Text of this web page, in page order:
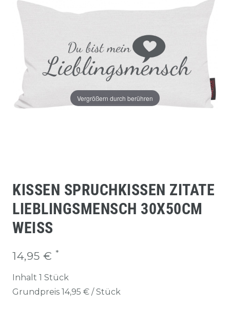
Vergrößern durch berühren
KISSEN SPRUCHKISSEN ZITATE
LIEBLINGSMENSCH 30X50CM
WEISS
14,95 € *
Inhalt 1 Stück
Grundpreis 14,95 € / Stück